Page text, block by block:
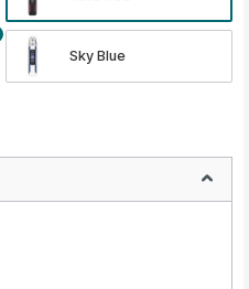
Sky Blue